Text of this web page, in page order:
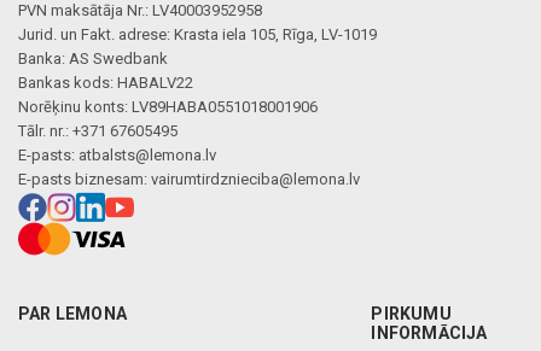
PVN maksātāja Nr.: LV40003952958
Jurid. un Fakt. adrese: Krasta iela 105, Rīga, LV-1019
Banka: AS Swedbank
Bankas kods: HABALV22
Norēķinu konts: LV89HABA0551018001906
Tālr. nr.: +371 67605495
E-pasts: atbalsts@lemona.lv
E-pasts biznesam: vairumtirdznieciba@lemona.lv
PAR LEMONA
PIRKUMU
INFORMĀCIJA